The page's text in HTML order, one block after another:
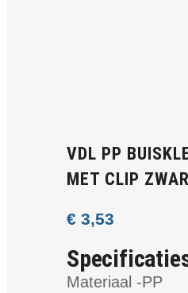
VDL PP
MET CLIP
€ 3,53
Materiaal -PP